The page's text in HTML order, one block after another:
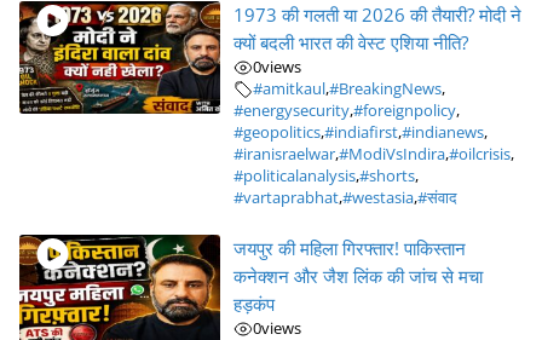
1973 की गलती या 2026 की तैयारी? मोदी ने
क्यों बदली भारत की वेस्ट एशिया नीति?
0views
#amitkaul,#BreakingNews,
#energysecurity,#foreignpolicy,
#geopolitics,#indiafirst,#indianews,
#iranisraelwar,#ModiVsIndira,#oilcrisis,
#politicalanalysis,#shorts,
#vartaprabhat,#westasia,#संवाद
जयपुर की महिला गिरफ्तार! पाकिस्तान
कनेक्शन और जैश लिंक की जांच से मचा
हड़कंप
0views